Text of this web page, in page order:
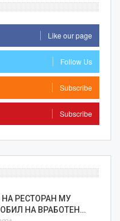
Like our page
Follow Us
Subscribe
Subscribe
РЕСТОРАН МУ
НА ВРАБОТЕН…